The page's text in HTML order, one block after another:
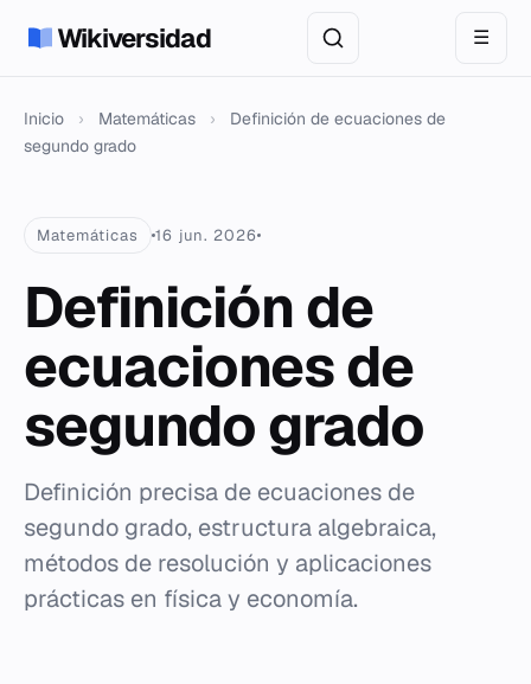
Wikiversidad ☰
Inicio › Matemáticas ›
Definición de ecuaciones de
segundo grado
Matemáticas 16 jun. 2026
Definición de
ecuaciones de
segundo grado
Definición precisa de ecuaciones de
segundo grado, estructura algebraica,
métodos de resolución y aplicaciones
prácticas en física y economía.